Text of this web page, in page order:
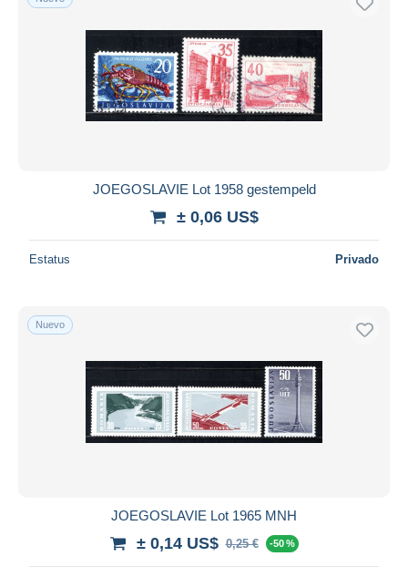
JOEGOSLAVIE Lot 1958 gestempeld
± 0,06 US$
Estatus Privado
Nuevo
JOEGOSLAVIE Lot 1965 MNH
± 0,14 US$ 0,25 € -50 %